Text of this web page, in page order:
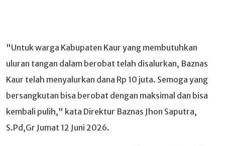
"Untuk warga Kabupaten Kaur yang membutuhkan
uluran tangan dalam berobat telah disalurkan, Baznas
Kaur telah menyalurkan dana Rp 10 juta. Semoga yang
bersangkutan bisa berobat dengan maksimal dan bisa
kembali pulih," kata Direktur Baznas Jhon Saputra,
S.Pd,Gr Jumat 12 Juni 2026.